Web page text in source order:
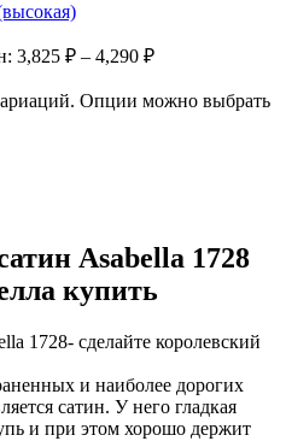
3,825 ₽ – 4,290 ₽
Опции можно выбрать
Asabella 1728
купить
1728- сделайте королевский
и наиболее дорогих
сатин. У него гладкая
и при этом хорошо держит